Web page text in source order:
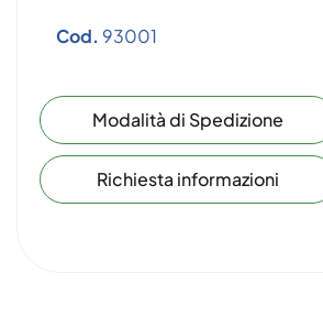
Cod. 93001
Modalità di Spedizione
Richiesta informazioni